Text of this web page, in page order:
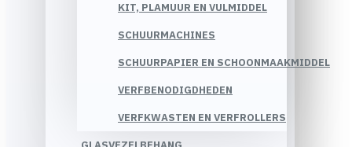
KIT, PLAMUUR EN VULMIDDEL
SCHUURMACHINES
SCHUURPAPIER EN SCHOONMAAKMIDDEL
VERFBENODIGDHEDEN
VERFKWASTEN EN VERFROLLERS